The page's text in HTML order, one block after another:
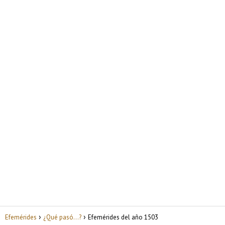
Efemérides ¿Qué pasó...? Efemérides del año 1503